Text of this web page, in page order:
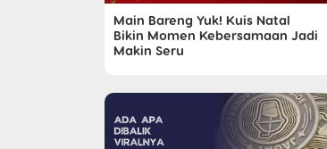
Main Bareng Yuk! Kuis Natal
Bikin Momen Kebersamaan Jadi
Makin Seru